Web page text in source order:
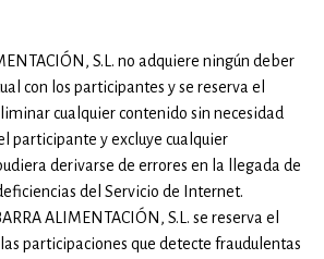
S.L. no adquiere ningún deber
con los participantes y se reserva el
cualquier contenido sin necesidad
participante y excluye cualquier
derivarse de errores en la llegada de
del Servicio de Internet.
ALIMENTACIÓN, S.L. se reserva el
participaciones que detecte fraudulentas